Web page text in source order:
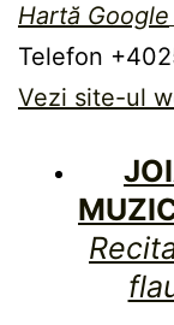
Hartă Google
Telefon
Vezi site-ul